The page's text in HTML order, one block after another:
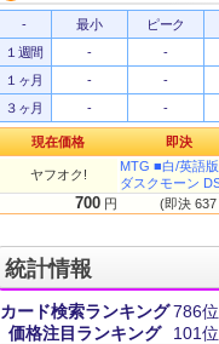
- 最小 ピーク
１週間
- -
１ヶ月
- -
３ヶ月
- -
現在価格 即決
ヤフオク!
MTG ■白/英語
ダスクモーン
700 円 (即決 637
統計情報
カード検索ランキング786位
価格注目ランキング
101位